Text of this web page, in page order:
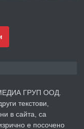
преди 5 дни
ГРУП ООД.
текстови,
в сайта, са
е посочено